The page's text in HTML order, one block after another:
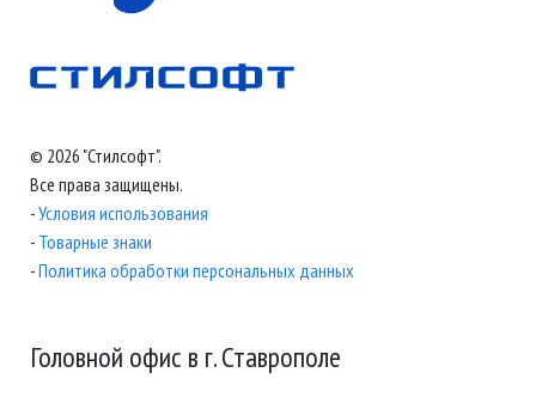
© 2026 "Стилсофт".
Все права защищены.
-Условия использования
- Товарные знаки
-Политика обработки персональных данных
Головной офис в г. Ставрополе